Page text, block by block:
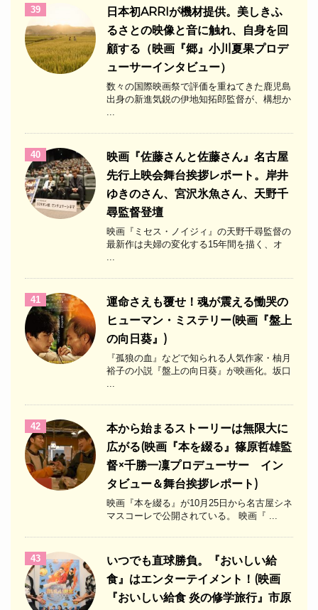
39
日本初ARRIが機材提供。美しきふ
るさとの映像と音に触れ、自身を回
顧する（映画『郷』小川夏果プロデ
ューサーインタビュー）
数々の国際映画祭で評価を重ねてきた鹿児島
出身の新進気鋭の伊地知拓郎監督が、構想か
40
映画『佐藤さんと佐藤さん』名古屋
先行上映会舞台挨拶レポート。岸井
ゆきのさん、宮沢氷魚さん、天野千
尋監督登壇
映画『ミセス・ノイジィ』の天野千尋監督の
最新作は夫婦の変化する15年間を描く、オ
41
運命さえも覆せ！魂が震える慟哭の
ヒューマン・ミステリー(映画『盤上
の向日葵』)
『孤狼の血』などで知られる人気作家・柚月
裕子の小説『盤上の向日葵』が映画化。坂口
42
本から始まるストーリーは無限大に
広がる(映画『本を綴る』篠原哲雄監
督×千勝一凜プロデューサー イン
タビュー＆舞台挨拶レポート)
映画『本を綴る』が10月25日から名古屋シネ
マスコーレで公開されている。 映画『 ...
43
いつでも直球勝負。『おいしい給
食』はエンターテイメント！(映画
『おいしい給食 炎の修学旅行』市原